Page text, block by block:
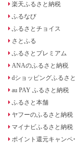
楽天ふるさと納税
ふるなび
ふるさとチョイス
さとふる
ふるさとプレミアム
ANAのふるさと納税
dショッピングふるさ
au PAY ふるさと納税
ふるさと本舗
ヤフーのふるさと納税
マイナビふるさと納税
ポイント還元キャンペ